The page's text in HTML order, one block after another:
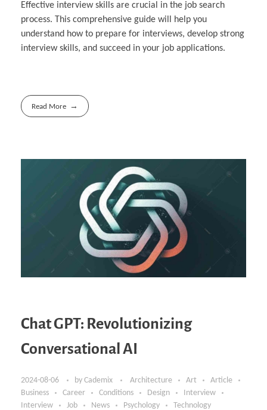
Effective interview skills are crucial in the job search
process. This comprehensive guide will help you
understand how to prepare for interviews, develop strong
interview skills, and succeed in your job applications.
Read More
Chat GPT: Revolutionizing
Conversational AI
2024-08-06 by Cademix Architecture Art
Article
Business
Career Conditions Design
Interview
Interview
Job News Psychology Technology